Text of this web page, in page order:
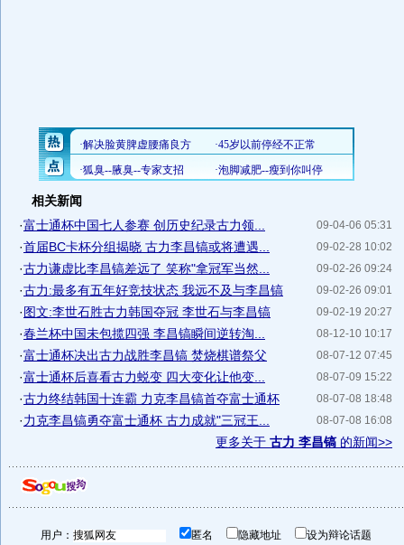
相关新闻
09-04-06 05:31
·富士通杯中国七人参赛 创历史纪录古力领...
09-02-28 10:02
·首届BC卡杯分组揭晓 古力李昌镐或将遭遇...
09-02-26 09:24
·古力谦虚比李昌镐差远了 笑称"拿冠军当然...
09-02-26 09:01
·古力:最多有五年好竞技状态 我远不及与李昌镐
09-02-19 20:27
·图文:李世石胜古力韩国夺冠 李世石与李昌镐
08-12-10 10:17
·春兰杯中国未包揽四强 李昌镐瞬间逆转淘...
08-07-12 07:45
·富士通杯决出古力战胜李昌镐 焚烧棋谱祭父
08-07-09 15:22
·富士通杯后喜看古力蜕变 四大变化让他变...
08-07-08 18:48
·古力终结韩国十连霸 力克李昌镐首夺富士通杯
08-07-08 16:08
·力克李昌镐勇夺富士通杯 古力成就"三冠王...
更多关于 古力 李昌镐的新闻>>
用户： 匿名 隐藏地址 设为辩论话题